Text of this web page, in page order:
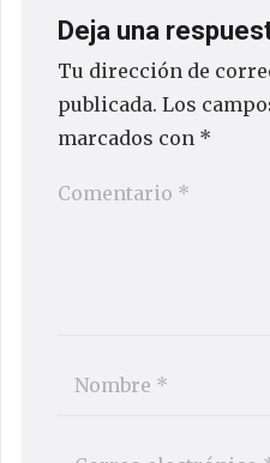
Deja una
Tu dirección de
publicada. Los
marcados con *